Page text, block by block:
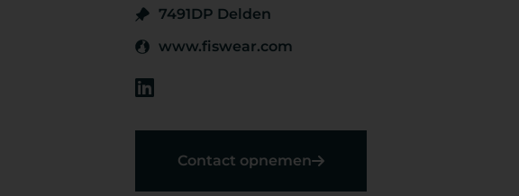
7491DP Delden
www.fiswear.com
Contact opnemen